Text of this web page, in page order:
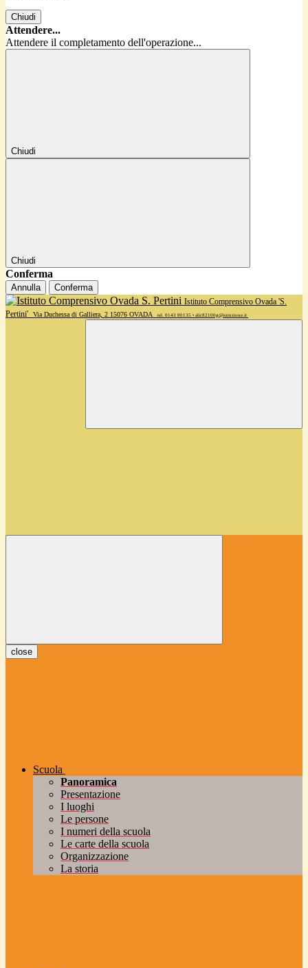
Chiudi
Attendere...
Attendere il completamento dell'operazione...
Chiudi
Chiudi
Conferma
Annulla Conferma
Istituto Comprensivo Ovada 'S.
Pertini'
Via Duchessa di Galliera, 2 15076 OVADA tel. 0143 80135 • alic82100g@istruzione.it
close
Scuola
Panoramica
Presentazione
I luoghi
Le persone
I numeri della scuola
Le carte della scuola
Organizzazione
La storia